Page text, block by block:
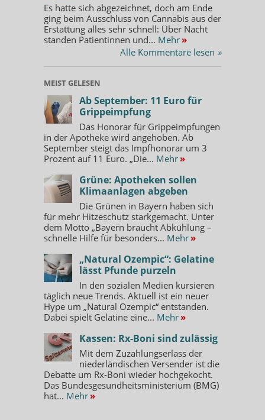
Es hatte sich abgezeichnet, doch am Ende
ging beim Ausschluss von Cannabis aus der
Erstattung alles sehr schnell: Über Nacht
standen Patientinnen und... Mehr »
Alle Kommentare lesen »
MEIST GELESEN
Ab September: 11 Euro für
Grippeimpfung
Das Honorar für Grippeimpfungen
in der Apotheke wird angehoben. Ab
September steigt das Impfhonorar um 3
Prozent auf 11 Euro. „Die... Mehr »
Grüne: Apotheken sollen
Klimaanlagen abgeben
Die Grünen in Bayern haben sich
für mehr Hitzeschutz starkgemacht. Unter
dem Motto „Bayern braucht Abkühlung –
schnelle Hilfe für besonders... Mehr »
„Natural Ozempic“: Gelatine
lässt Pfunde purzeln
In den sozialen Medien kursieren
täglich neue Trends. Aktuell ist ein neuer
Hype um „Natural Ozempic“ entstanden.
Dabei spielt Gelatine eine... Mehr »
Kassen: Rx-Boni sind zulässig
Mit dem Zuzahlungserlass der
niederländischen Versender ist die
Debatte um Rx-Boni wieder hochgekocht.
Das Bundesgesundheitsministerium (BMG)
hat... Mehr »